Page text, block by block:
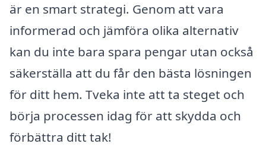
är en smart strategi. Genom att vara
informerad och jämföra olika alternativ
kan du inte bara spara pengar utan också
säkerställa att du får den bästa lösningen
för ditt hem. Tveka inte att ta steget och
börja processen idag för att skydda och
förbättra ditt tak!